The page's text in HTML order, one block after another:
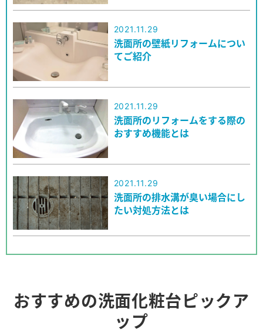
2021.11.29
洗面所の壁紙リフォームについ
てご紹介
2021.11.29
洗面所のリフォームをする際の
おすすめ機能とは
2021.11.29
洗面所の排水溝が臭い場合にし
たい対処方法とは
おすすめの洗面化粧台ピックア
ップ